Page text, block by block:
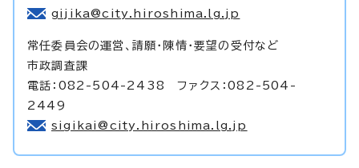
gijika@city.hiroshima.lg.jp
常任委員会の運営、請願・陳情・要望の受付など
市政調査課
電話：082-504-2438 ファクス：082-504-
2449
sigikai@city.hiroshima.lg.jp